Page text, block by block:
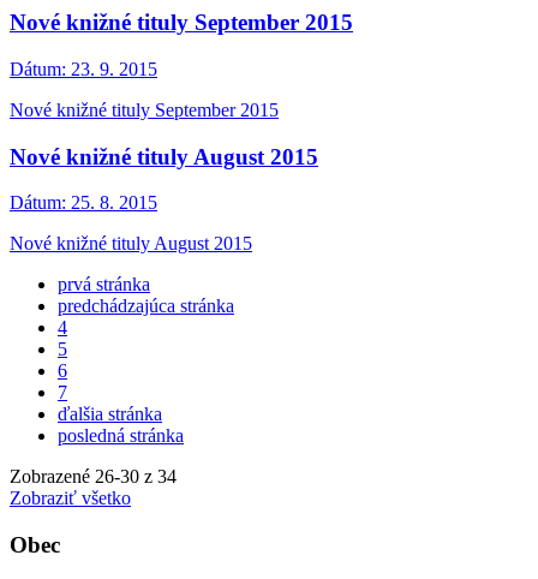
Nové knižné tituly September 2015
Dátum: 23. 9. 2015
Nové knižné tituly September 2015
Nové knižné tituly August 2015
Dátum: 25. 8. 2015
Nové knižné tituly August 2015
prvá stránka
predchádzajúca stránka
4
5
6
7
ďalšia stránka
posledná stránka
Zobrazené 26-30 z 34
Zobraziť všetko
Obec